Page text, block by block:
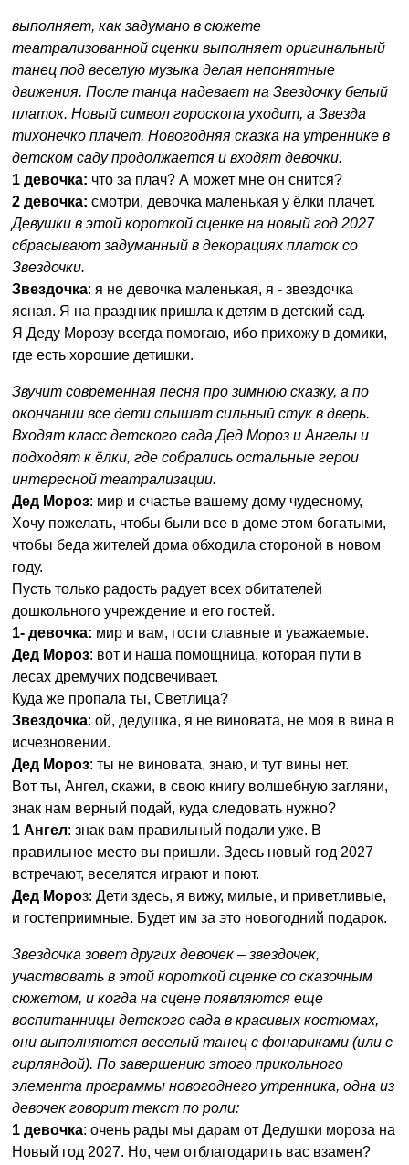
выполняет, как задумано в сюжете
театрализованной сценки выполняет оригинальный
танец под веселую музыка делая непонятные
движения. После танца надевает на Звездочку белый
платок. Новый символ гороскопа уходит, а Звезда
тихонечко плачет. Новогодняя сказка на утреннике в
детском саду продолжается и входят девочки.
1 девочка: что за плач? А может мне он снится?
2 девочка: смотри, девочка маленькая у ёлки плачет.
Девушки в этой короткой сценке на новый год 2027
сбрасывают задуманный в декорациях платок со
Звездочки.
Звездочка: я не девочка маленькая, я - звездочка
ясная. Я на праздник пришла к детям в детский сад.
Я Деду Морозу всегда помогаю, ибо прихожу в домики,
где есть хорошие детишки.
Звучит современная песня про зимнюю сказку, а по
окончании все дети слышат сильный стук в дверь.
Входят класс детского сада Дед Мороз и Ангелы и
подходят к ёлки, где собрались остальные герои
интересной театрализации.
Дед Мороз: мир и счастье вашему дому чудесному,
Хочу пожелать, чтобы были все в доме этом богатыми,
чтобы беда жителей дома обходила стороной в новом
году.
Пусть только радость радует всех обитателей
дошкольного учреждение и его гостей.
1- девочка: мир и вам, гости славные и уважаемые.
Дед Мороз: вот и наша помощница, которая пути в
лесах дремучих подсвечивает.
Куда же пропала ты, Светлица?
Звездочка: ой, дедушка, я не виновата, не моя в вина в
исчезновении.
Дед Мороз: ты не виновата, знаю, и тут вины нет.
Вот ты, Ангел, скажи, в свою книгу волшебную загляни,
знак нам верный подай, куда следовать нужно?
1 Ангел: знак вам правильный подали уже. В
правильное место вы пришли. Здесь новый год 2027
встречают, веселятся играют и поют.
Дед Мороз: Дети здесь, я вижу, милые, и приветливые,
и гостеприимные. Будет им за это новогодний подарок.
Звездочка зовет других девочек – звездочек,
участвовать в этой короткой сценке со сказочным
сюжетом, и когда на сцене появляются еще
воспитанницы детского сада в красивых костюмах,
они выполняются веселый танец с фонариками (или с
гирляндой). По завершению этого прикольного
элемента программы новогоднего утренника, одна из
девочек говорит текст по роли:
1 девочка: очень рады мы дарам от Дедушки мороза на
Новый год 2027. Но, чем отблагодарить вас взамен?